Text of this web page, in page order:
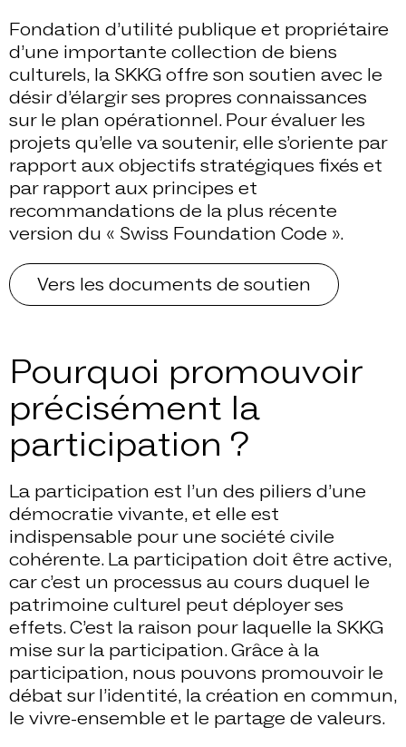
Fondation d’utilité publique et propriétaire
d’une importante collection de biens
culturels, la SKKG offre son soutien avec le
désir d’élargir ses propres connaissances
sur le plan opérationnel. Pour évaluer les
projets qu’elle va soutenir, elle s’oriente par
rapport aux objectifs stratégiques fixés et
par rapport aux principes et
recommandations de la plus récente
version du « Swiss Foundation Code ».
Vers les documents de soutien
Pourquoi promouvoir
précisément la
participation ?
La participation est l’un des piliers d’une
démocratie vivante, et elle est
indispensable pour une société civile
cohérente. La participation doit être active,
car c’est un processus au cours duquel le
patrimoine culturel peut déployer ses
effets. C’est la raison pour laquelle la SKKG
mise sur la participation. Grâce à la
participation, nous pouvons promouvoir le
débat sur l’identité, la création en commun,
le vivre-ensemble et le partage de valeurs.